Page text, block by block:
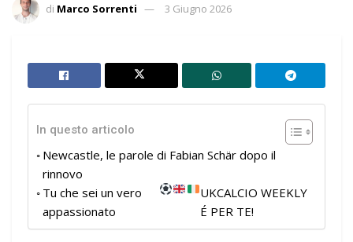
di Marco Sorrenti 3 Giugno 2026
In questo articolo
Newcastle, le parole di Fabian Schär dopo il
rinnovo
Tu che sei un vero
appassionato
UKCALCIO WEEKLY
É PER TE!